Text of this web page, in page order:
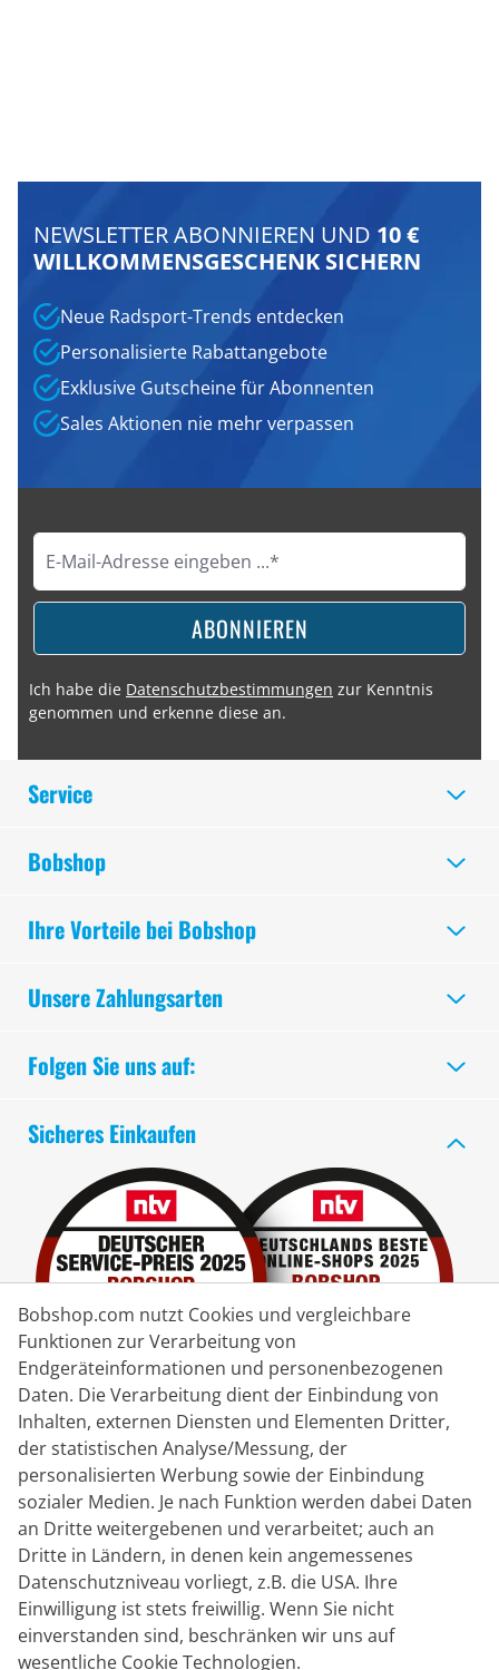
NEWSLETTER ABONNIEREN UND 10 €
WILLKOMMENSGESCHENK SICHERN
Neue Radsport-Trends entdecken
Personalisierte Rabattangebote
Exklusive Gutscheine für Abonnenten
Sales Aktionen nie mehr verpassen
ABONNIEREN
Ich habe die Datenschutzbestimmungen zur Kenntnis
genommen und erkenne diese an.
Service
Bobshop
Ihre Vorteile bei Bobshop
Unsere Zahlungsarten
Kontakt
Livechat
Mo - Fr: 8:30 bis 16:00 (MEZ)
Whatsapp
Folgen Sie uns auf:
Sicheres Einkaufen
Lieferpartner
Bobshop.com nutzt Cookies und vergleichbare
Funktionen zur Verarbeitung von
Endgeräteinformationen und personenbezogenen
Daten. Die Verarbeitung dient der Einbindung von
Inhalten, externen Diensten und Elementen Dritter,
der statistischen Analyse/Messung, der
personalisierten Werbung sowie der Einbindung
sozialer Medien. Je nach Funktion werden dabei Daten
an Dritte weitergebenen und verarbeitet; auch an
Dritte in Ländern, in denen kein angemessenes
Datenschutzniveau vorliegt, z.B. die USA. Ihre
Einwilligung ist stets freiwillig. Wenn Sie nicht
einverstanden sind, beschränken wir uns auf
wesentliche Cookie Technologien.